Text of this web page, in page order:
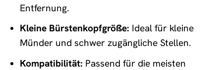
Entfernung.
Kleine Bürstenkopfgröße: Ideal für kleine
Münder und schwer zugängliche Stellen.
Kompatibilität: Passend für die meisten